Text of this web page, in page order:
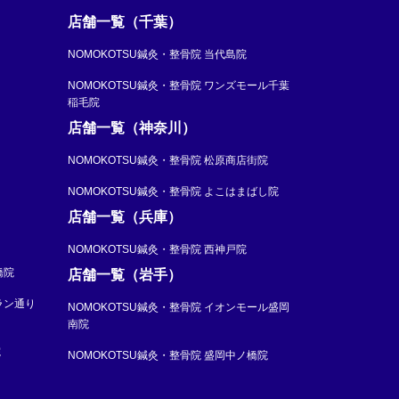
院
通り
店舗一覧（千葉）
NOMOKOTSU鍼灸・整骨院 当代島院
NOMOKOTSU鍼灸・整骨院 ワンズモール千葉
稲毛院
店舗一覧（神奈川）
NOMOKOTSU鍼灸・整骨院 松原商店街院
NOMOKOTSU鍼灸・整骨院 よこはまばし院
店舗一覧（兵庫）
NOMOKOTSU鍼灸・整骨院 西神戸院
店舗一覧（岩手）
NOMOKOTSU鍼灸・整骨院 イオンモール盛岡
南院
NOMOKOTSU鍼灸・整骨院 盛岡中ノ橋院